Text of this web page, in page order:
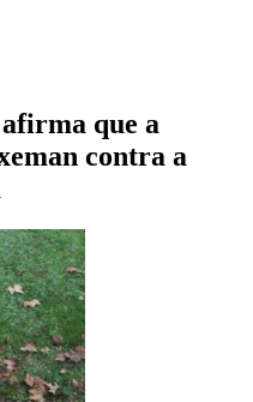
que a
contra a